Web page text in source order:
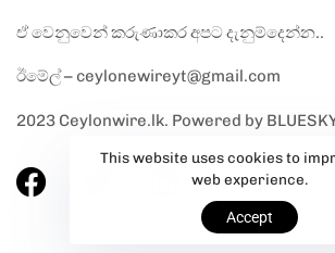
ඒ වෙනුවෙන් කරුණාකර අපට දැනුම්දෙන්න..
ඊමේල් – ceylonewireyt@gmail.com
2023 Ceylonwire.lk. Powered by
This website uses cookies to
web experience.
Accept